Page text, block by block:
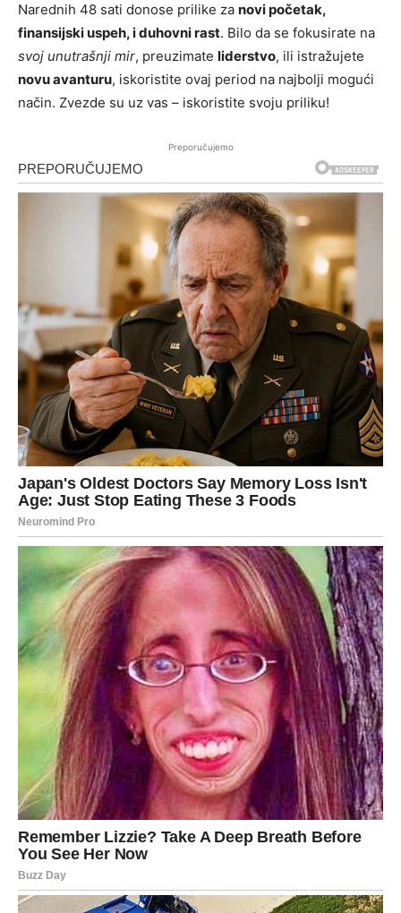
Narednih 48 sati donose prilike za novi početak,
finansijski uspeh, i duhovni rast. Bilo da se fokusirate na
svoj unutrašnji mir, preuzimate liderstvo, ili istražujete
novu avanturu, iskoristite ovaj period na najbolji mogući
način. Zvezde su uz vas – iskoristite svoju priliku!
Preporučujemo